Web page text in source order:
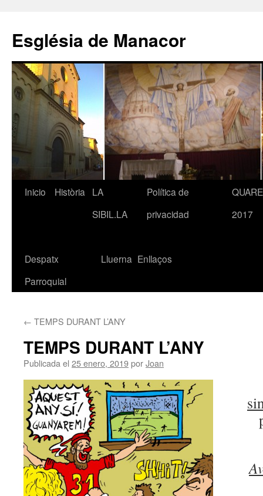
contenido
Església de Manacor
Inicio Història
LA
SIBIL.LA
Política de
privacidad
2017
Despatx
Parroquial
Lluerna Enllaços
← TEMPS DURANT L’ANY
TEMPS DURANT L’ANY
Publicada el 25 enero, 2019porJoan